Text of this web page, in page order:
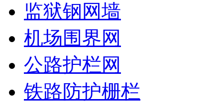
监狱钢网墙
机场围界网
公路护栏网
铁路防护栅栏